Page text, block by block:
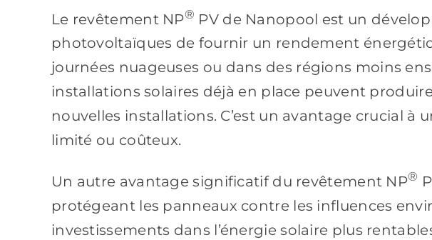
Le revêtement NP® PV de Nanopool est un
photovoltaïques de fournir un rendement
journées nuageuses ou dans des régions moins
installations solaires déjà en place peuvent
nouvelles installations. C’est un avantage crucial à
limité ou coûteux.
Un autre avantage significatif du revêtement NP®
protégeant les panneaux contre les influences
investissements dans l’énergie solaire plus